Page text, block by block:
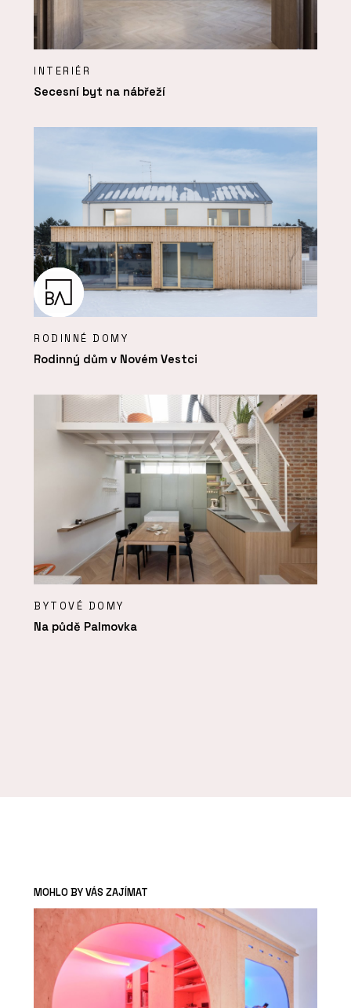
INTERIÉR
Secesní byt na nábřeží
RODINNÉ DOMY
Rodinný dům v Novém Vestci
BYTOVÉ DOMY
Na půdě Palmovka
MOHLO BY VÁS ZAJÍMAT